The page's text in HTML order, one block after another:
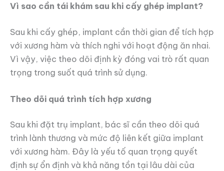
Vì sao cần tái khám sau khi cấy ghép implant?
Sau khi cấy ghép, implant cần thời gian để tích hợp
với xương hàm và thích nghi với hoạt động ăn nhai.
Vì vậy, việc theo dõi định kỳ đóng vai trò rất quan
trọng trong suốt quá trình sử dụng.
Theo dõi quá trình tích hợp xương
Sau khi đặt trụ implant, bác sĩ cần theo dõi quá
trình lành thương và mức độ liên kết giữa implant
với xương hàm. Đây là yếu tố quan trọng quyết
định sự ổn định và khả năng tồn tại lâu dài của